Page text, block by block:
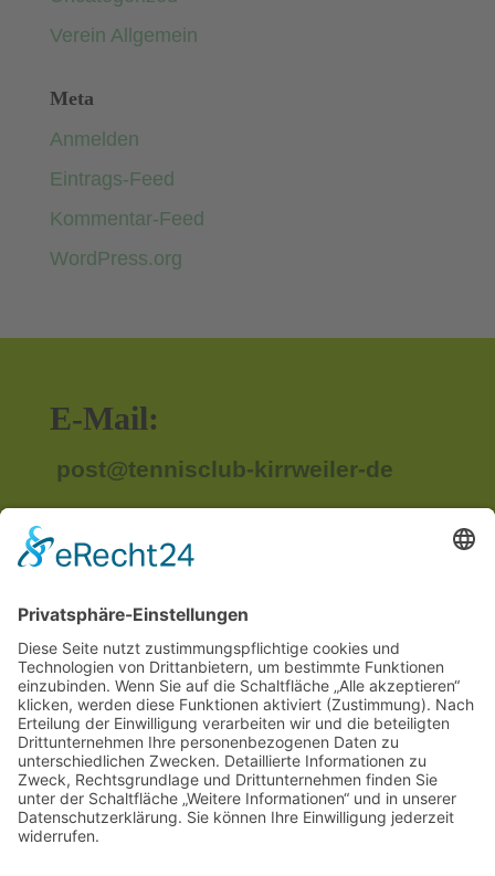
Verein Allgemein
Meta
Anmelden
Eintrags-Feed
Kommentar-Feed
WordPress.org
E-Mail:
post@tennisclub-kirrweiler-de
Im Unterried
67489 Kirrweiler
Rechtliches
Impressum